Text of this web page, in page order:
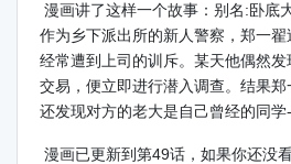
漫画讲了这样一个故事：别名:卧底
作为乡下派出所的新人警察，郑一
经常遭到上司的训斥。某天他偶然
交易，便立即进行潜入调查。结果郑
还发现对方的老大是自己曾经的同学-
漫画已更新到第49话，如果你还没